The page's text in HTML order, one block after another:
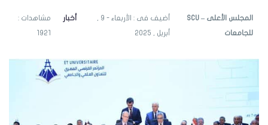
SCU – المجلس الأعلى
للجامعات أبريل , 2025
أخبار مشاهدات :
1921